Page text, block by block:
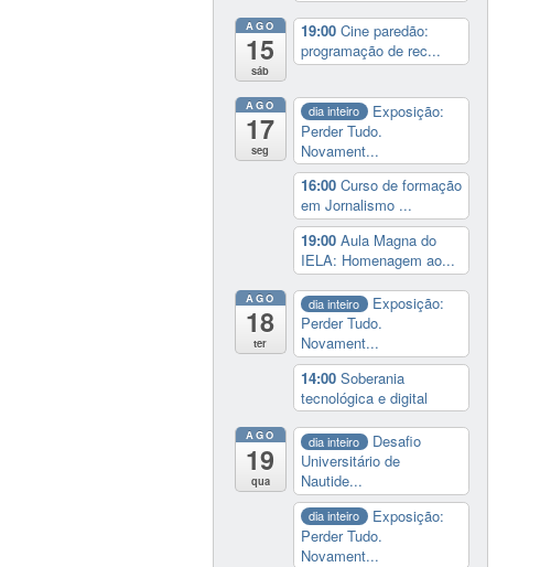
AGO
15
sáb
19:00 Cine paredão:
programação de rec...
AGO
17
seg
dia inteiro
Exposição:
Perder Tudo.
Novament...
16:00 Curso de formação
em Jornalismo ...
19:00 Aula Magna do
IELA: Homenagem ao...
AGO
18
ter
dia inteiro
Exposição:
Perder Tudo.
Novament...
14:00 Soberania
tecnológica e digital
AGO
19
qua
dia inteiro
Desafio
Universitário de
Nautide...
dia inteiro
Exposição:
Perder Tudo.
Novament...